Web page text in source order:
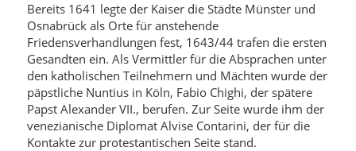
Bereits 1641 legte der Kaiser die Städte Münster und
Osnabrück als Orte für anstehende
Friedensverhandlungen fest, 1643/44 trafen die ersten
Gesandten ein. Als Vermittler für die Absprachen unter
den katholischen Teilnehmern und Mächten wurde der
päpstliche Nuntius in Köln, Fabio Chighi, der spätere
Papst Alexander VII., berufen. Zur Seite wurde ihm der
venezianische Diplomat Alvise Contarini, der für die
Kontakte zur protestantischen Seite stand.